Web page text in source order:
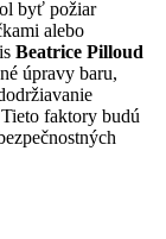
byť požiar
alebo
Beatrice Pilloud
úpravy baru,
faktory budú